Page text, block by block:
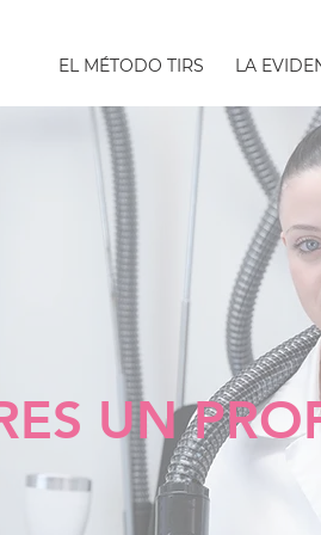
EL MÉTODO TIRS LA
UN